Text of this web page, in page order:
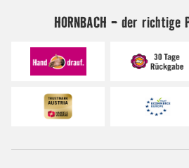
HORNBACH - der